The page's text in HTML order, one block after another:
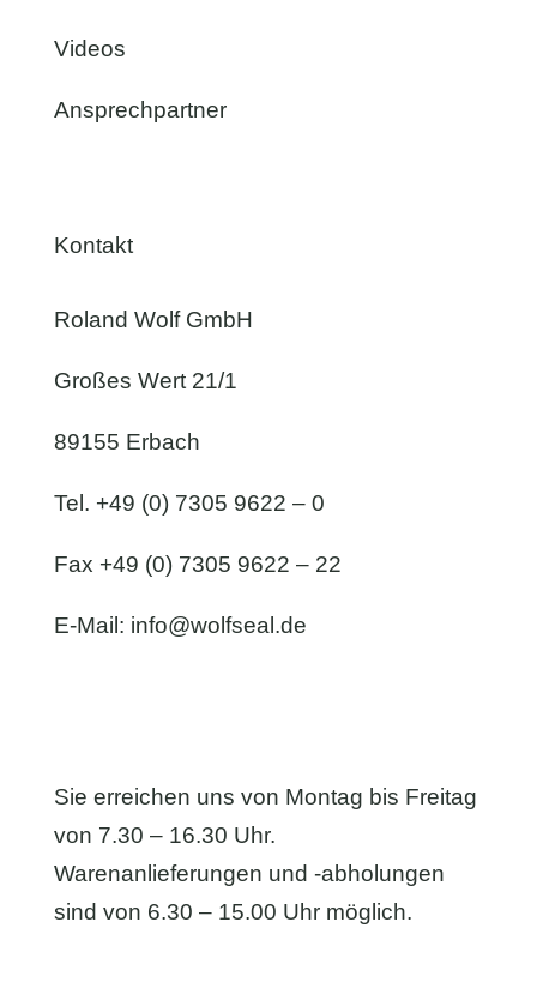
Videos
Ansprechpartner
Kontakt
Roland Wolf GmbH
Großes Wert 21/1
89155 Erbach
Tel. +49 (0) 7305 9622 – 0
Fax +49 (0) 7305 9622 – 22
E-Mail: info@wolfseal.de
Sie erreichen uns von Montag bis Freitag
von 7.30 – 16.30 Uhr.
Warenanlieferungen und -abholungen
sind von 6.30 – 15.00 Uhr möglich.